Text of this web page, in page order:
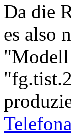
Da die
es also
"Modell